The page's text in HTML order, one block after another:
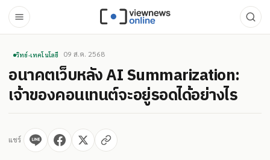
วิทย์-เทคโนโลยี 09 ส.ค. 2568
อนาคตเว็บหลัง AI Summarization:
เจ้าของคอนเทนต์จะอยู่รอดได้อย่างไร
แชร์